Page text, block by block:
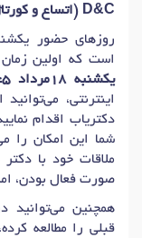
دکتر فیبروم رحم در
دکترکیست تخمداندر
آندومتریوزدر
دکترپاپ اسمیردر
دکترواژینیسموسدر
دکترپریود نامنظم در
D&C (اتساع و کورتاژ)
است که اولین
یکشنبه 18مرداد 5عصر
اینترنتی،
دکتریاب اقدام
شما این امکان را
ملاقات خود با
صورت فعال بودن،
همچنین می‌توانید
قبلی را مطالعه